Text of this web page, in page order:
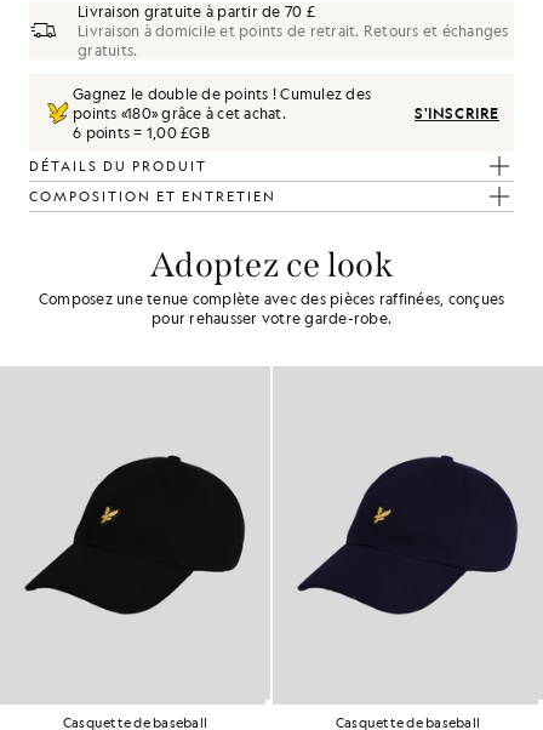
Livraison gratuite à partir de 70 £
Livraison à domicile et points de retrait. Retours et échanges
gratuits.
Gagnez le double de points ! Cumulez des
points «180» grâce à cet achat.
6 points = 1,00 £GB
S'INSCRIRE
DÉTAILS DU PRODUIT
COMPOSITION ET ENTRETIEN
Adoptez ce look
Composez une tenue complète avec des pièces raffinées, conçues
pour rehausser votre garde-robe.
Casquette de baseball Casquette de baseball